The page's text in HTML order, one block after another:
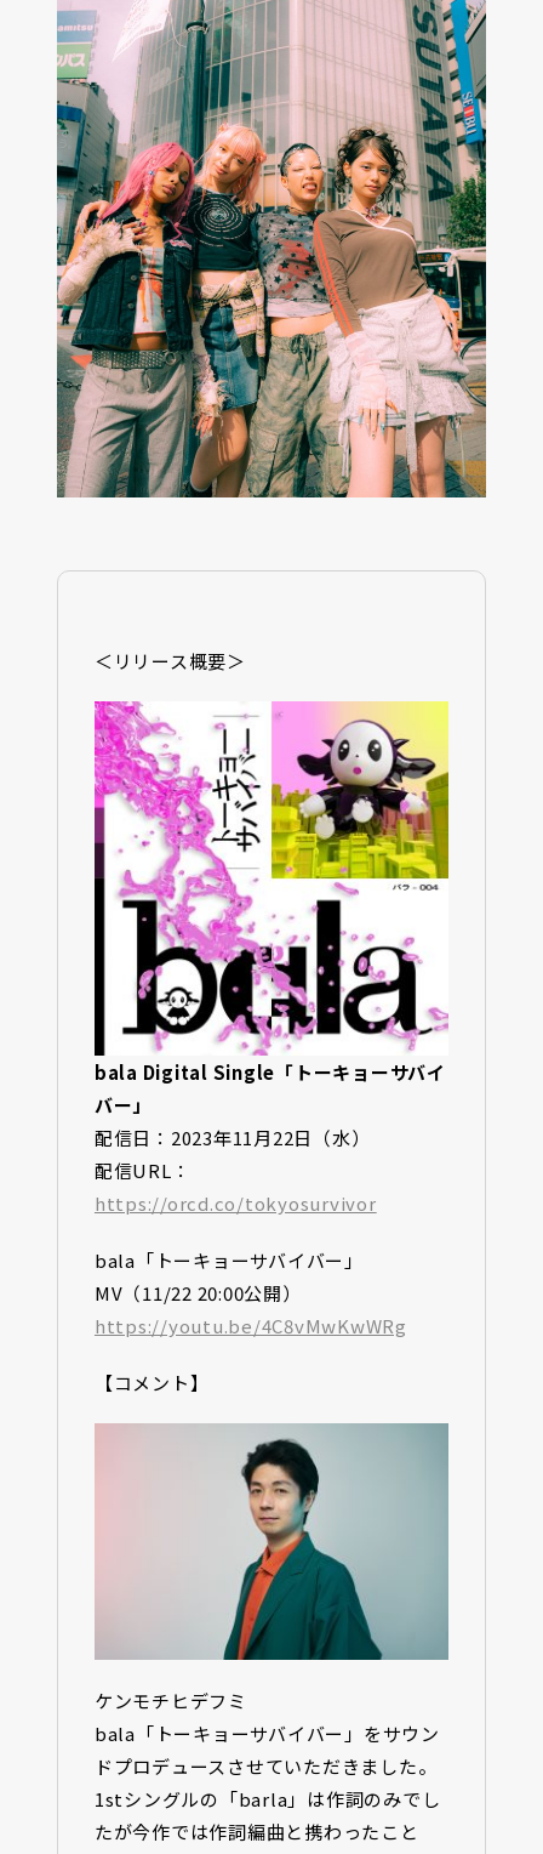
＜リリース概要＞
bala Digital Single「トーキョーサバイ
バー」
配信日：2023年11月22日（水）
配信URL：
https://orcd.co/tokyosurvivor
bala「トーキョーサバイバー」
MV（11/22 20:00公開）
https://youtu.be/4C8vMwKwWRg
【コメント】
ケンモチヒデフミ
bala「トーキョーサバイバー」をサウン
ドプロデュースさせていただきました。
1stシングルの「barla」は作詞のみでし
たが今作では作詞編曲と携わったこと